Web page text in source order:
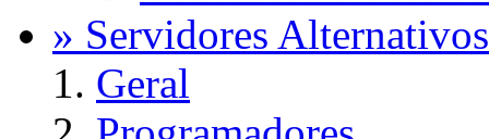
» Servidores
Geral